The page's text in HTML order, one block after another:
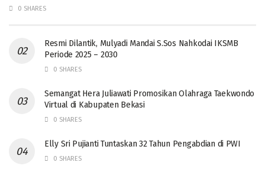
0 SHARES
Resmi Dilantik, Mulyadi Mandai S.Sos Nahkodai IKSMB
Periode 2025 – 2030
0 SHARES
Semangat Hera Juliawati Promosikan Olahraga Taekwondo
Virtual di Kabupaten Bekasi
0 SHARES
Elly Sri Pujianti Tuntaskan 32 Tahun Pengabdian di PWI
0 SHARES